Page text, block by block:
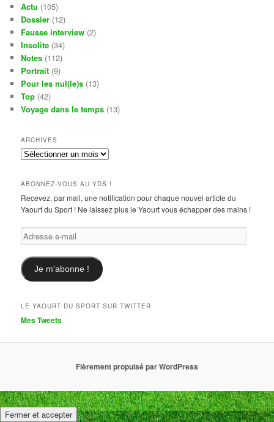
Actu (105)
Dossier (12)
Fausse interview (2)
Insolite (34)
Notes (112)
Portrait (9)
Pour les nul(le)s (13)
Top (42)
Voyage dans le temps (13)
ARCHIVES
Archives
ABONNEZ-VOUS AU YDS !
Recevez, par mail, une notification pour chaque nouvel article du
Yaourt du Sport ! Ne laissez plus le Yaourt vous échapper des mains !
Adresse
e-
mail
Je m'abonne !
LE YAOURT DU SPORT SUR TWITTER
Mes Tweets
Fièrement propulsé par WordPress